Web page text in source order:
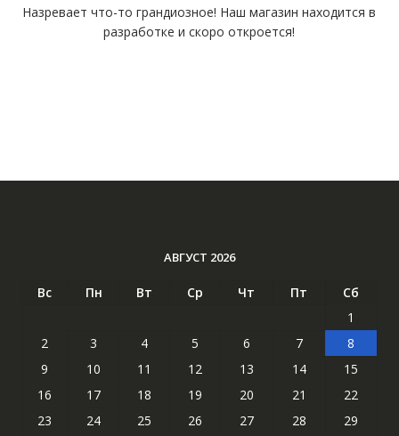
Назревает что-то грандиозное! Наш магазин находится в
разработке и скоро откроется!
АВГУСТ 2026
Вс Пн Вт Ср Чт Пт
Сб
1
2
3 4 5 6 7
8
9
10 11 12 13 14
15
16
17 18 19 20 21
22
23
24 25 26 27 28
29